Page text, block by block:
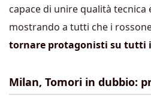
capace di unire qualità tecnica
mostrando a tutti che i
tornare protagonisti su tutti
Milan, Tomori in dubbio: